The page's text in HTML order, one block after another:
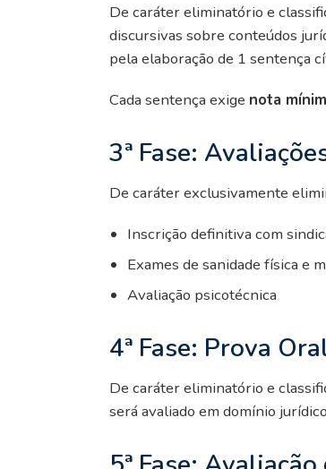
De caráter eliminatório e
discursivas sobre conteúdos
pela elaboração de 1 sentença
Cada sentença exige nota
3ª Fase:
De caráter exclusivamente
Inscrição definitiva com
Exames de sanidade física e
Avaliação psicotécnica
4ª Fase: Prova
De caráter eliminatório e
será avaliado em domínio